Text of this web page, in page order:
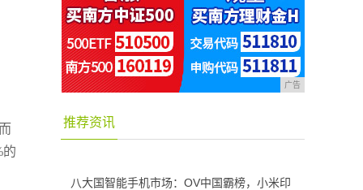
的
广告
推荐资讯
八大国智能手机市场：OV中国霸榜，小米印